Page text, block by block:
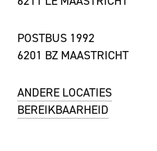
POSTBUS 1992
6201 BZ MAASTRICHT
ANDERE LOCATIES
BEREIKBAARHEID